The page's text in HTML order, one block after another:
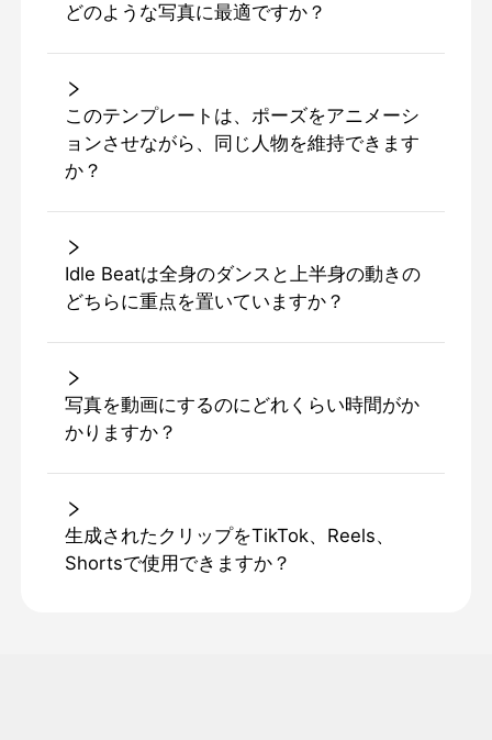
どのような写真に最適ですか？
このテンプレートは、ポーズをアニメーシ
ョンさせながら、同じ人物を維持できます
か？
Idle Beatは全身のダンスと上半身の動きの
どちらに重点を置いていますか？
写真を動画にするのにどれくらい時間がか
かりますか？
生成されたクリップをTikTok、Reels、
Shortsで使用できますか？